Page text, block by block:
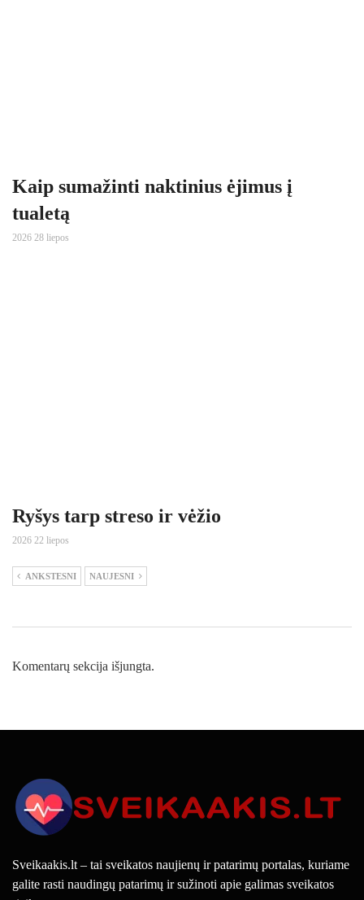
Kaip sumažinti naktinius ėjimus į
tualetą
2026 28 liepos
Ryšys tarp streso ir vėžio
2026 22 liepos
ANKSTESNI NAUJESNI
Komentarų sekcija išjungta.
Sveikaakis.lt – tai sveikatos naujienų ir patarimų portalas, kuriame
galite rasti naudingų patarimų ir sužinoti apie galimas sveikatos